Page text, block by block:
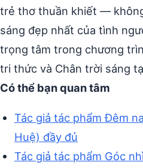
trẻ thơ thuần khiết —
sáng đẹp nhất của tình
trọng tâm trong chương
tri thức và Chân trời sáng
Có thể bạn quan tâm
Tác giả tác phẩm Đêm
Huệ) đầy đủ
Tác giả tác phẩm Góc